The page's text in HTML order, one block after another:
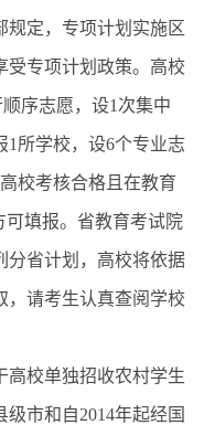
规定，专项计划实施区
受专项计划政策。高校
序志愿，设1次集中
1所学校，设6个专业志
校考核合格且在教育
可填报。省教育考试院
分省计划，高校将依据
，请考生认真查阅学校
校单独招收农村学生
市和自2014年起经国